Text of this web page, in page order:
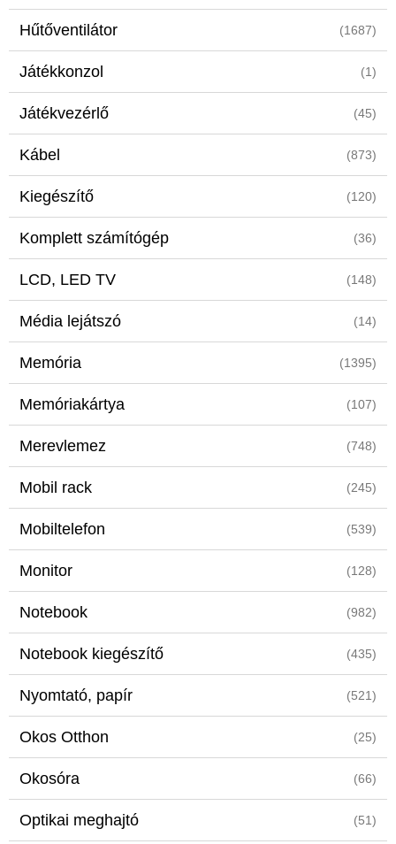
Hűtőventilátor (1687)
Játékkonzol (1)
Játékvezérlő (45)
Kábel (873)
Kiegészítő (120)
Komplett számítógép (36)
LCD, LED TV (148)
Média lejátszó (14)
Memória (1395)
Memóriakártya (107)
Merevlemez (748)
Mobil rack (245)
Mobiltelefon (539)
Monitor (128)
Notebook (982)
Notebook kiegészítő (435)
Nyomtató, papír (521)
Okos Otthon (25)
Okosóra (66)
Optikai meghajtó (51)